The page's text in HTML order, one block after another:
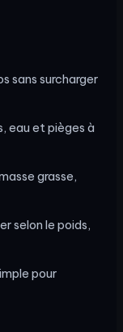
sans surcharger
eau et pièges à
grasse,
selon le poids,
pour